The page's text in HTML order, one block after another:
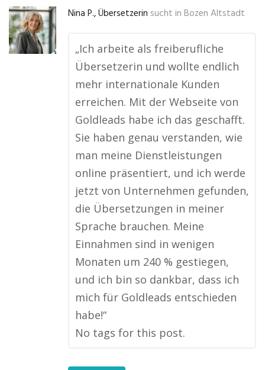
Nina P., Übersetzerin sucht in Bozen Altstadt
„Ich arbeite als freiberufliche
Übersetzerin und wollte endlich
mehr internationale Kunden
erreichen. Mit der Webseite von
Goldleads habe ich das geschafft.
Sie haben genau verstanden, wie
man meine Dienstleistungen
online präsentiert, und ich werde
jetzt von Unternehmen gefunden,
die Übersetzungen in meiner
Sprache brauchen. Meine
Einnahmen sind in wenigen
Monaten um 240 % gestiegen,
und ich bin so dankbar, dass ich
mich für Goldleads entschieden
habe!“
No tags for this post.